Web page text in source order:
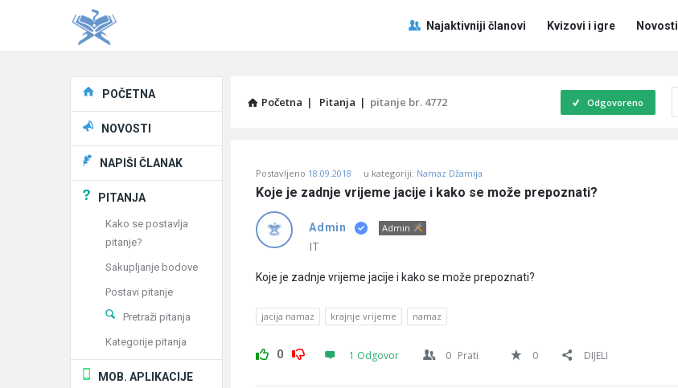
Pitaj
Učene
Navigacija
Najaktivniji članovi Kvizovi i igre Novosti
Početna | Pitanja | pitanje br. 4772 Odgovoreno
Učene
Latest
Pitanja
Postavljeno 18.09.2018 u kategoriji: Namaz Džamija
Koje je zadnje vrijeme jacije i kako se može prepoznati?
Admin Admin
IT
Koje je zadnje vrijeme jacije i kako se može prepoznati?
jacija namaz krajnje vrijeme namaz
0 1 Odgovor 0 Prati 0 DIJELI
Explore
POČETNA
NOVOSTI
NAPIŠI ČLANAK
PITANJA
Kako se postavlja
pitanje?
Sakupljanje bodove
Postavi pitanje
Pretraži pitanja
Kategorije pitanja
MOB. APLIKACIJE